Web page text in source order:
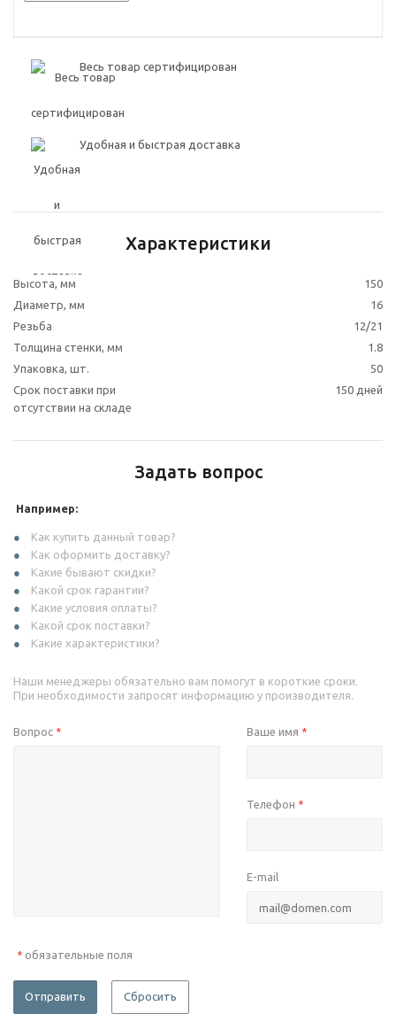
Весь товар сертифицирован
Удобная и быстрая доставка
Характеристики
Высота, мм
150
Диаметр, мм
16
Резьба
12/21
Толщина стенки, мм
1.8
Упаковка, шт.
50
Срок поставки при
отсутствии на складе
150 дней
Задать вопрос
Например:
Как купить данный товар?
Как оформить доставку?
Какие бывают скидки?
Какой срок гарантии?
Какие условия оплаты?
Какой срок поставки?
Какие характеристики?
Наши менеджеры обязательно вам помогут в короткие сроки.
При необходимости запросят информацию у производителя.
Вопрос * Ваше имя *
Телефон *
E-mail
* обязательные поля
Отправить Сбросить